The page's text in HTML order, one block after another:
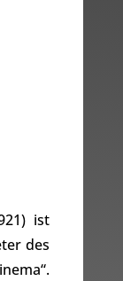
ist
des